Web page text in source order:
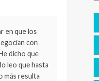
en que los
con
dicho que
leo que hasta
más resulta